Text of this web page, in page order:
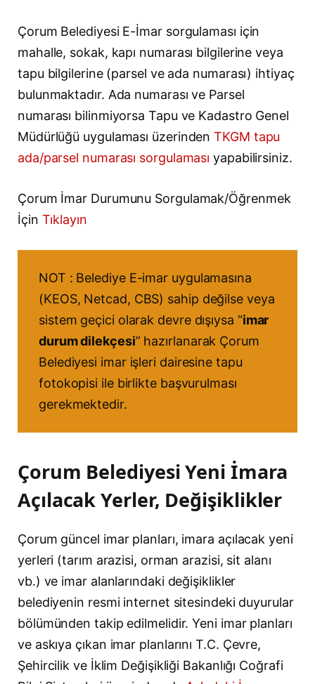
Çorum Belediyesi E-İmar sorgulaması için
mahalle, sokak, kapı numarası bilgilerine veya
tapu bilgilerine (parsel ve ada numarası) ihtiyaç
bulunmaktadır. Ada numarası ve Parsel
numarası bilinmiyorsa Tapu ve Kadastro Genel
Müdürlüğü uygulaması üzerindenTKGM tapu
ada/parsel numarası sorgulaması yapabilirsiniz.
Çorum İmar Durumunu Sorgulamak/Öğrenmek
İçin Tıklayın
NOT : Belediye E-imar uygulamasına
(KEOS, Netcad, CBS) sahip değilse veya
sistem geçici olarak devre dışıysa “imar
durum dilekçesi” hazırlanarak Çorum
Belediyesi imar işleri dairesine tapu
fotokopisi ile birlikte başvurulması
gerekmektedir.
Çorum Belediyesi Yeni İmara
Açılacak Yerler, Değişiklikler
Çorum güncel imar planları, imara açılacak yeni
yerleri (tarım arazisi, orman arazisi, sit alanı
vb.) ve imar alanlarındaki değişiklikler
belediyenin resmi internet sitesindeki duyurular
bölümünden takip edilmelidir. Yeni imar planları
ve askıya çıkan imar planlarını T.C. Çevre,
Şehircilik ve İklim Değişikliği Bakanlığı Coğrafi